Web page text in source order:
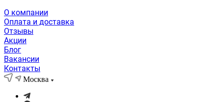
О компании
Оплата и доставка
Отзывы
Акции
Блог
Вакансии
Контакты
Москва